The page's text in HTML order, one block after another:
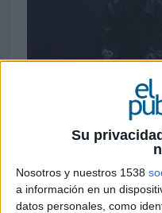
Su
Nosotros y nuestros 1538
a información en un
datos personales, como
Consta de siete
está disponible en
Madrid